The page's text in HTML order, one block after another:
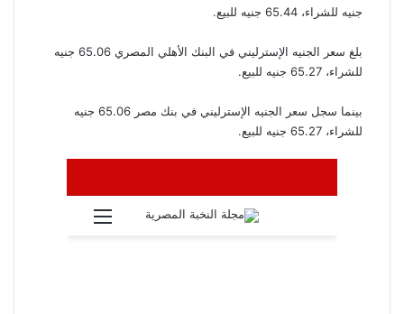
جنيه للشراء، 65.44 جنيه للبيع.
بلغ سعر الجنيه الإسترليني في البنك الأهلي المصري 65.06 جنيه
للشراء، 65.27 جنيه للبيع.
بينما سجل سعر الجنيه الإسترليني في بنك مصر 65.06 جنيه
للشراء، 65.27 جنيه للبيع.